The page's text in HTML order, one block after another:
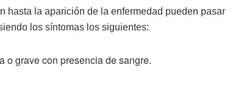
hasta la aparición de la enfermedad pueden pasar
los síntomas los siguientes:
o grave con presencia de sangre.